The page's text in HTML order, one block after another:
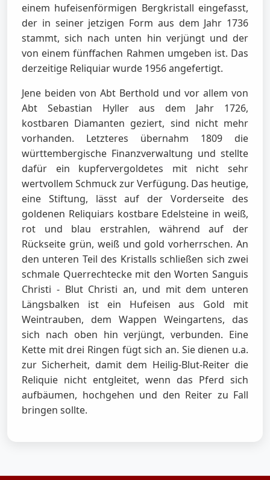
einem hufeisenförmigen Bergkristall eingefasst,
der in seiner jetzigen Form aus dem Jahr 1736
stammt, sich nach unten hin verjüngt und der
von einem fünffachen Rahmen umgeben ist. Das
derzeitige Reliquiar wurde 1956 angefertigt.
Jene beiden von Abt Berthold und vor allem von
Abt Sebastian Hyller aus dem Jahr 1726,
kostbaren Diamanten geziert, sind nicht mehr
vorhanden. Letzteres übernahm 1809 die
württembergische Finanzverwaltung und stellte
dafür ein kupfervergoldetes mit nicht sehr
wertvollem Schmuck zur Verfügung. Das heutige,
eine Stiftung, lässt auf der Vorderseite des
goldenen Reliquiars kostbare Edelsteine in weiß,
rot und blau erstrahlen, während auf der
Rückseite grün, weiß und gold vorherrschen. An
den unteren Teil des Kristalls schließen sich zwei
schmale Querrechtecke mit den Worten Sanguis
Christi - Blut Christi an, und mit dem unteren
Längsbalken ist ein Hufeisen aus Gold mit
Weintrauben, dem Wappen Weingartens, das
sich nach oben hin verjüngt, verbunden. Eine
Kette mit drei Ringen fügt sich an. Sie dienen u.a.
zur Sicherheit, damit dem Heilig-Blut-Reiter die
Reliquie nicht entgleitet, wenn das Pferd sich
aufbäumen, hochgehen und den Reiter zu Fall
bringen sollte.